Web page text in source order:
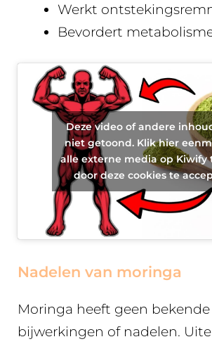
Werkt
Bevordert
Deze video of andere
niet getoond. Klik hier
alle externe media op Kiwify
door deze cookies te
Nadelen van moringa
Moringa heeft geen bekende
bijwerkingen of nadelen.